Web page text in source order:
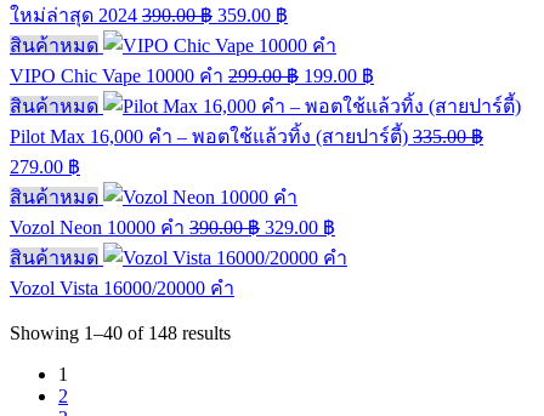
ใหม่ล่าสุด 2024 390.00฿ 359.00 ฿
สินค้าหมด
VIPO Chic Vape 10000 คำ 299.00฿ 199.00 ฿
สินค้าหมด
Pilot Max 16,000 คำ – พอตใช้แล้วทิ้ง (สายปาร์ตี้) 335.00฿
279.00 ฿
สินค้าหมด
Vozol Neon 10000 คำ 390.00฿ 329.00 ฿
สินค้าหมด
Vozol Vista 16000/20000 คำ
Showing 1–40 of 148 results
1
2